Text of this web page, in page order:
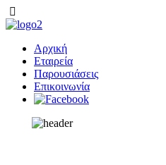
Αρχική
Εταιρεία
Παρουσιάσεις
Επικοινωνία